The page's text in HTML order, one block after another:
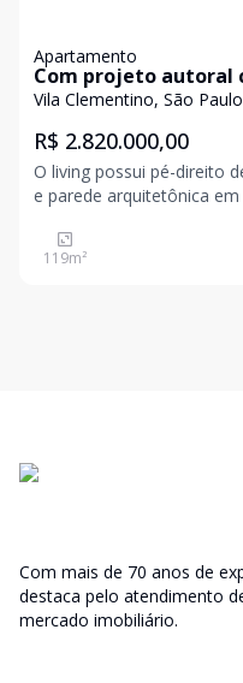
Apartamento
Com projeto autoral
duplo e mezanino
Vila Clementino, São
R$ 2.820.000,00
O living possui pé-direito
e parede arquitetônica
assinado que
Jaeger, poltrona Estúdio
119m²
Com mais de 70 anos de
destaca pelo atendimento
mercado imobiliário.